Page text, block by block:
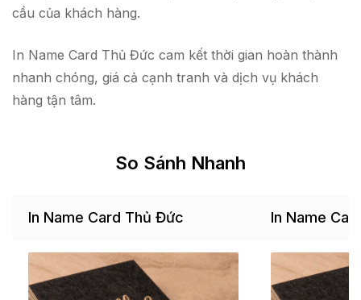
cầu của khách hàng.
In Name Card Thủ Đức cam kết thời gian hoàn thành
nhanh chóng, giá cả cạnh tranh và dịch vụ khách
hàng tận tâm.
So Sánh Nhanh
In Name Card Thủ Đức In Name